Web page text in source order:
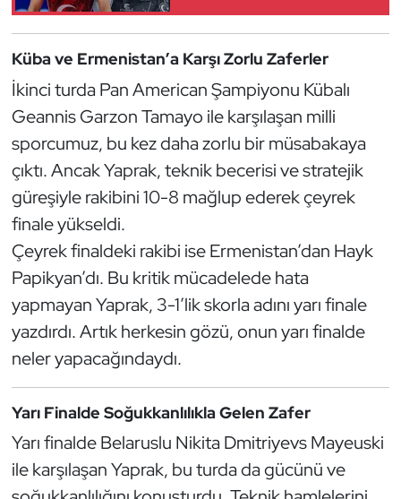
Küba ve Ermenistan’a Karşı Zorlu Zaferler
İkinci turda Pan American Şampiyonu Kübalı
Geannis Garzon Tamayo ile karşılaşan milli
sporcumuz, bu kez daha zorlu bir müsabakaya
çıktı. Ancak Yaprak, teknik becerisi ve stratejik
güreşiyle rakibini 10-8 mağlup ederek çeyrek
finale yükseldi.
Çeyrek finaldeki rakibi ise Ermenistan’dan Hayk
Papikyan’dı. Bu kritik mücadelede hata
yapmayan Yaprak, 3-1’lik skorla adını yarı finale
yazdırdı. Artık herkesin gözü, onun yarı finalde
neler yapacağındaydı.
Yarı Finalde Soğukkanlılıkla Gelen Zafer
Yarı finalde Belaruslu Nikita Dmitriyevs Mayeuski
ile karşılaşan Yaprak, bu turda da gücünü ve
Kayak
Kempo
Kick Boks
Kürek
Masa Tenisi
Modern Pentatlon
Motor Sporları
Muay Thai
Okçuluk
Oryantiring